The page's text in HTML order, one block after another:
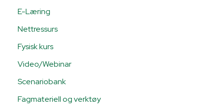
E-Læring
Nettressurs
Fysisk kurs
Video/Webinar
Scenariobank
Fagmateriell og verktøy